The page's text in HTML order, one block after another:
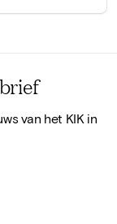
van het KIK in